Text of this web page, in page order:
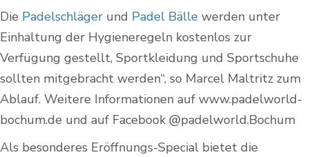
Die Padelschläger und Padel Bälle werden unter
Einhaltung der Hygieneregeln kostenlos zur
Verfügung gestellt, Sportkleidung und Sportschuhe
sollten mitgebracht werden“, so Marcel Maltritz zum
Ablauf. Weitere Informationen auf www.padelworld-
bochum.de und auf Facebook @padelworld.Bochum
Als besonderes Eröffnungs-Special bietet die